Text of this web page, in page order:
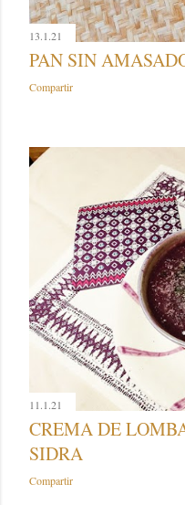
13.1.21
PAN SIN
Compartir
11.1.21
CREMA DE
SIDRA
Compartir